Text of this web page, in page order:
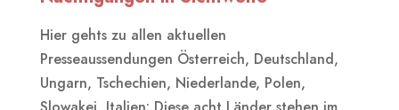
Hier gehts zu allen aktuellen
Presseaussendungen Österreich, Deutschland,
Ungarn, Tschechien, Niederlande, Polen,